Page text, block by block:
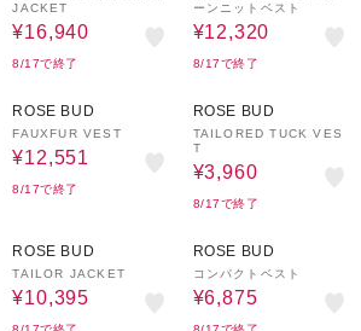
JACKET
¥16,940
8/17で終了
ーンニットベスト
¥12,320
8/17で終了
ROSE BUD
FAUXFUR VEST
¥12,551
8/17で終了
ROSE BUD
TAILORED TUCK VES
T
¥3,960
8/17で終了
ROSE BUD
TAILOR JACKET
¥10,395
ROSE BUD
コンパクトベスト
¥6,875